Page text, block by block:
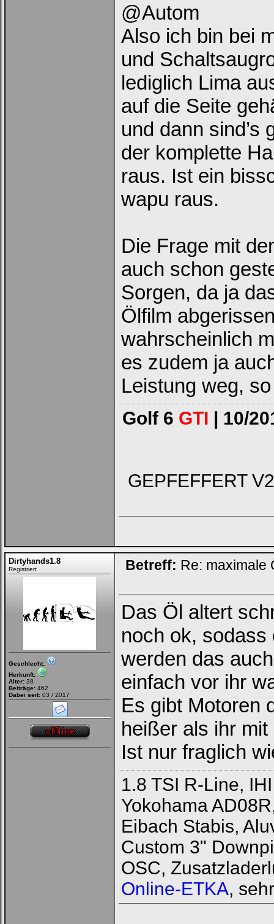
@Autom
Also ich bin bei
und
lediglich Lima
auf die Seite
und dann sind’s
der komplette
raus. Ist ein
wapu raus.
Die Frage mit
auch schon
Sorgen, da ja
Ölfilm
wahrscheinlich
es zudem ja
Leistung weg,
Golf 6 GTI | 10/
GEPFEFFERT
Dirtyhands1.8
Registriert
Geschlecht:
Herkunft:
Alter: 38
Beiträge: 462
Dabei seit: 03 / 2017
Betreff: Re: maximale
Das Öl altert
noch ok, sodass
werden das
einfach vor ihr
Es gibt Motoren
heißer als ihr
Ist nur fraglich
1.8 TSI R-Line,
Yokohama
Eibach Stabis,
Custom 3"
OSC,
Online-ETKA,